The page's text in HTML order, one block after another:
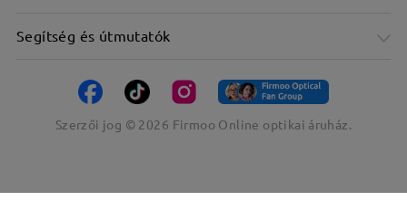
Segítség és útmutatók
Szerzői jog © 2026 Firmoo Online optikai áruház.